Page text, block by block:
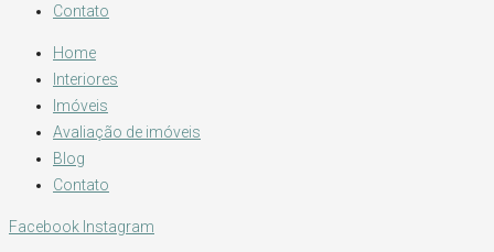
Contato
Home
Interiores
Imóveis
Avaliação de imóveis
Blog
Contato
Facebook Instagram